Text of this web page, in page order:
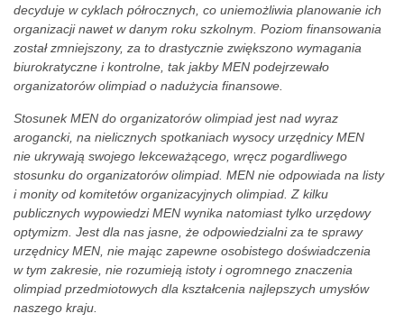
decyduje w cyklach półrocznych, co uniemożliwia planowanie ich
organizacji nawet w danym roku szkolnym. Poziom finansowania
został zmniejszony, za to drastycznie zwiększono wymagania
biurokratyczne i kontrolne, tak jakby MEN podejrzewało
organizatorów olimpiad o nadużycia finansowe.
Stosunek MEN do organizatorów olimpiad jest nad wyraz
arogancki, na nielicznych spotkaniach wysocy urzędnicy MEN
nie ukrywają swojego lekceważącego, wręcz pogardliwego
stosunku do organizatorów olimpiad. MEN nie odpowiada na listy
i monity od komitetów organizacyjnych olimpiad. Z kilku
publicznych wypowiedzi MEN wynika natomiast tylko urzędowy
optymizm. Jest dla nas jasne, że odpowiedzialni za te sprawy
urzędnicy MEN, nie mając zapewne osobistego doświadczenia
w tym zakresie, nie rozumieją istoty i ogromnego znaczenia
olimpiad przedmiotowych dla kształcenia najlepszych umysłów
naszego kraju.